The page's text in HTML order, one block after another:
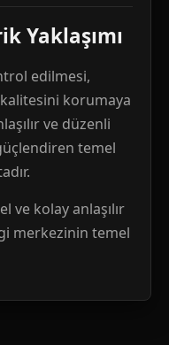
Yaklaşımı
edilmesi,
korumaya
ve düzenli
temel
ve kolay anlaşılır
merkezinin temel